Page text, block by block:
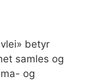
betyr
samles og
og